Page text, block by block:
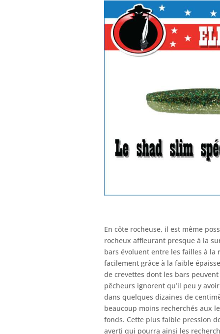
En côte rocheuse, il est même
rocheux affleurant presque à la
bars évoluent entre les failles à la
facilement grâce à la faible
de crevettes dont les bars
pêcheurs ignorent qu’il peu y
dans quelques dizaines de
beaucoup moins recherchés aux
fonds. Cette plus faible pression
averti qui pourra ainsi les